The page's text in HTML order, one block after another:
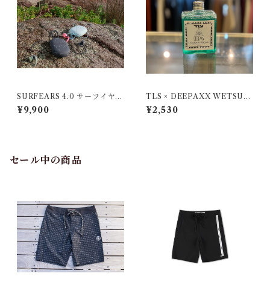
SURFEARS 4.0 サーフイヤー
| BLACK SAGE
¥9,900
TLS × DEEPAXX WETSUIT
S SHAMPOO（Re:mind0
2）
¥2,530
セール中の商品